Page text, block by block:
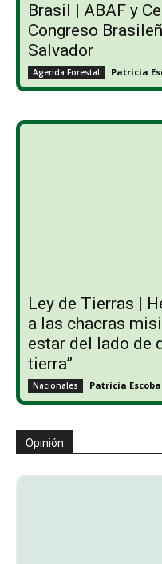
Brasil | ABAF y
Congreso
Salvador
Agenda Forestal Patricia
Ley de Tierras |
a las chacras
estar del lado de
tierra”
Nacionales Patricia
Opinión